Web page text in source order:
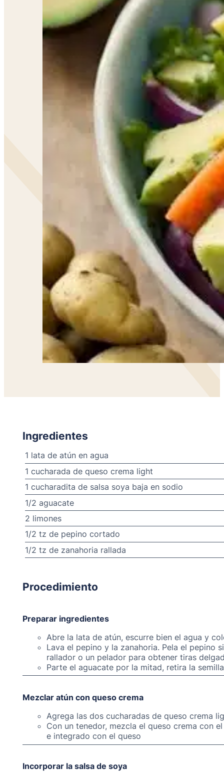
Procedimiento
Preparar ingredientes
Abre la lata de atún, escurre bien el agua y
Lava el pepino y la zanahoria. Pela el pepino
rallador o un pelador para obtener tiras
Parte el aguacate por la mitad, retira la
Mezclar atún con queso crema
Agrega las dos cucharadas de queso crema
Con un tenedor, mezcla el queso crema con
e integrado con el queso
Incorporar la salsa de soya
Ingredientes
1 lata de atún en agua
1 cucharada de queso crema light
1 cucharadita de salsa soya baja en sodio
1/2 aguacate
2 limones
1/2 tz de pepino cortado
1/2 tz de zanahoria rallada